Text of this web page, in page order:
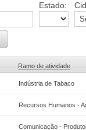
Estado:
Ramo de atividade
Indústria de Tabaco
Recursos Humanos -
Comunicação -